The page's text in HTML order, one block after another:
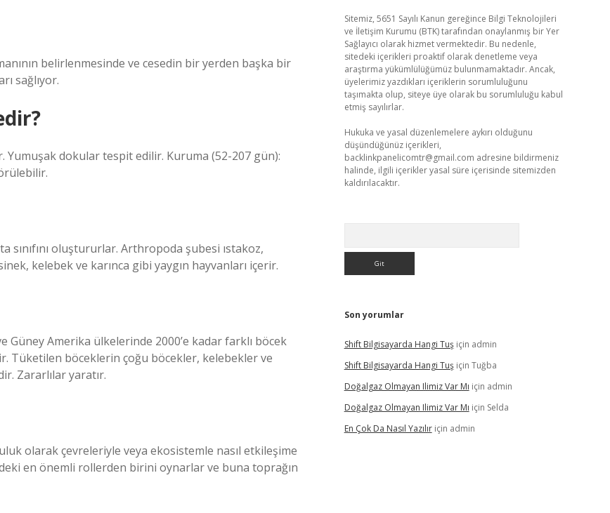
belirlenmesinde ve cesedin bir yerden başka bir
sağlıyor.
dokular tespit edilir. Kuruma (52-207 gün):
oluştururlar. Arthropoda şubesi ıstakoz,
kelebek ve karınca gibi yaygın hayvanları içerir.
Amerika ülkelerinde 2000’e kadar farklı böcek
Tüketilen böceklerin çoğu böcekler, kelebekler ve
Zararlılar yaratır.
olarak çevreleriyle veya ekosistemle nasıl etkileşime
en önemli rollerden birini oynarlar ve buna toprağın
Sitemiz, 5651 Sayılı Kanun gereğince Bilgi Teknolojileri
ve İletişim Kurumu (BTK) tarafından onaylanmış bir Yer
Sağlayıcı olarak hizmet vermektedir. Bu nedenle,
sitedeki içerikleri proaktif olarak denetleme veya
araştırma yükümlülüğümüz bulunmamaktadır. Ancak,
üyelerimiz yazdıkları içeriklerin sorumluluğunu
taşımakta olup, siteye üye olarak bu sorumluluğu kabul
etmiş sayılırlar.
Hukuka ve yasal düzenlemelere aykırı olduğunu
düşündüğünüz içerikleri,
backlinkpanelicomtr@gmail.com adresine bildirmeniz
halinde, ilgili içerikler yasal süre içerisinde sitemizden
kaldırılacaktır.
Son yorumlar
Shift Bilgisayarda Hangi Tuşiçin admin
Shift Bilgisayarda Hangi Tuşiçin Tuğba
Doğalgaz Olmayan Ilimiz Var Mı için admin
Doğalgaz Olmayan Ilimiz Var Mı için Selda
En Çok Da Nasıl Yazılıriçin admin